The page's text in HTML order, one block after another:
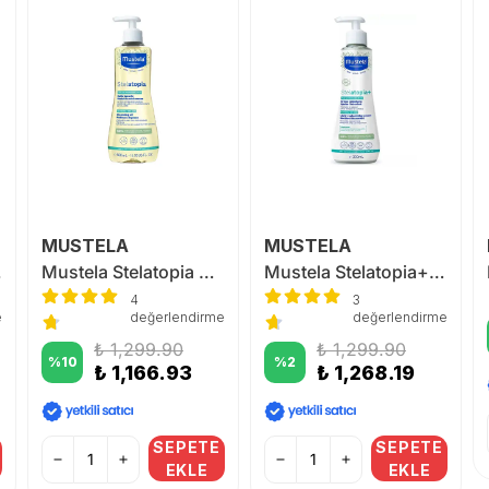
MUSTELA
Mustela Stelatopia Cleansing Oil 500 ml
4
değerlendirme
%10
₺ 1,299.90
₺ 1,166.93
SEPETE
EKLE
MUSTELA
Mustela Stelatopia+ Lipid Replenishing Cream 300 ml
3
değerlendirme
%2
₺ 1,299.90
₺ 1,268.19
SEPETE
EKLE